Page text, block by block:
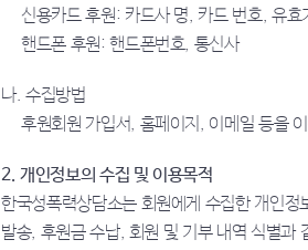
신용카드 후원: 카드사 명, 카드 번호, 유효
핸드폰 후원: 핸드폰번호, 통신사
나. 수집방법
후원회원 가입서, 홈페이지, 이메일 등을
2. 개인정보의 수집 및 이용목적
한국성폭력상담소는 회원에게 수집한 개인
발송, 후원금 수납, 회원 및 기부 내역 식별과